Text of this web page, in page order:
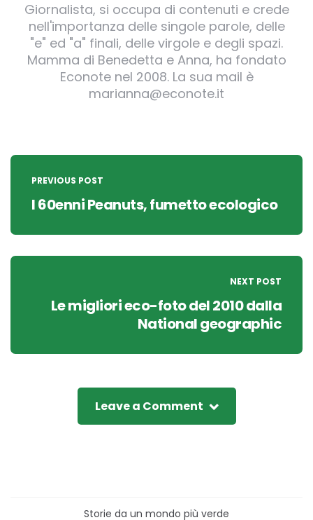
Giornalista, si occupa di contenuti e crede
nell'importanza delle singole parole, delle
"e" ed "a" finali, delle virgole e degli spazi.
Mamma di Benedetta e Anna, ha fondato
Econote nel 2008. La sua mail è
marianna@econote.it
Post
navigation
PREVIOUS POST
I 60enni Peanuts, fumetto ecologico
NEXT POST
Le migliori eco-foto del 2010 dalla
National geographic
Leave a Comment
Storie da un mondo più verde